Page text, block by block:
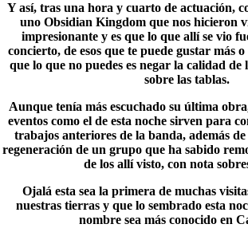
Y así, tras una hora y cuarto de actuación,
uno Obsidian Kingdomque nos hicieron
impresionante y es que lo que allí se vio
concierto, de esos que te puede gustar más
que lo que no puedes es negar la calidad de
sobre las tablas.
Aunque tenía más escuchado su última
eventos como el de esta noche sirven para
trabajos anteriores de la banda, además
regeneración de un grupo que ha sabido
de los allí visto, con nota
Ojalá esta sea la primera de muchas
nuestras tierras y que lo sembrado esta
nombre sea más conocido en